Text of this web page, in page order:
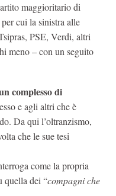
maggioritario di
cui la sinistra alle
PSE, Verdi, altri
meno – con un seguito
complesso di
e agli altri che è
Da qui l’oltranzismo,
che le sue tesi
come la propria
quella dei “compagni che